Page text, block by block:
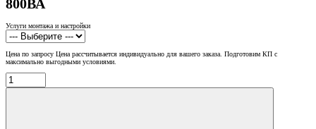
800ВА
Услуги монтажа и настройки
Цена по запросу Цена рассчитывается индивидуально для вашего заказа. Подготовим КП с
максимально выгодными условиями.